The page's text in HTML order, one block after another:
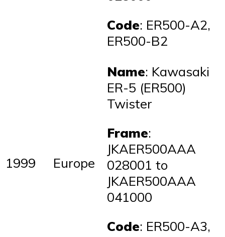
Code: ER500-A2,
ER500-B2
1999 Europe
Name: Kawasaki
ER-5 (ER500)
Twister
Frame:
JKAER500AAA
028001 to
JKAER500AAA
041000
Code: ER500-A3,